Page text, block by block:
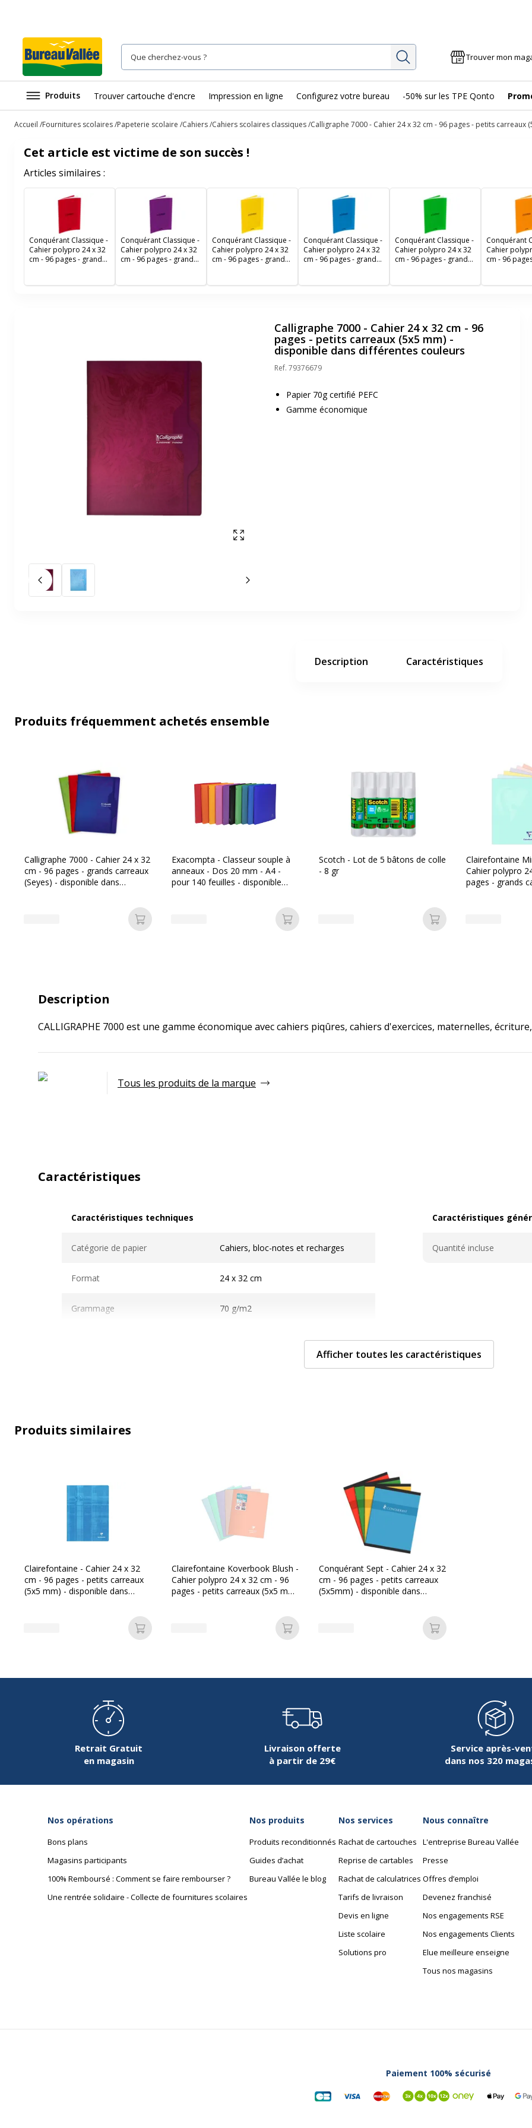
Rechercher Trouver mon
Produits Trouver cartouche d'encre Impression en ligne Configurez votre bureau -50% sur les TPE Qonto
Accueil Fournitures scolaires Papeterie scolaire Cahiers Cahiers scolaires classiques Calligraphe 7000 - Cahier 24 x 32 cm - 96 pages - petits
Cet article est victime de son succès !
Articles similaires :
Conquérant Classique -
Cahier polypro 24 x 32
cm - 96 pages - grands
Conquérant Classique -
Cahier polypro 24 x 32
cm - 96 pages - grands
Conquérant Classique -
Cahier polypro 24 x 32
cm - 96 pages - grands
Conquérant Classique -
Cahier polypro 24 x 32
cm - 96 pages - grands
Conquérant Classique -
Cahier polypro 24 x 32
cm - 96 pages - grands
Conquérant
Cahier
cm - 96
Afficher en plein écran
Slide précédent Slide suivant
Calligraphe 7000 - Cahier 24 x 32 cm - 96
pages - petits carreaux (5x5 mm) -
disponible dans différentes couleurs
Ref. 79376679
Papier 70g certifié PEFC
Gamme économique
Description Caractéristiques
Produits fréquemment achetés ensemble
Calligraphe 7000 - Cahier 24 x 32
cm - 96 pages - grands carreaux
(Seyes) - disponible dans
Ajouter au panier
Exacompta - Classeur souple à
anneaux - Dos 20 mm - A4 -
pour 140 feuilles - disponible
Ajouter au panier
Scotch - Lot de 5 bâtons de colle
- 8 gr
Ajouter au panier
Clairefontaine
Cahier polypro
pages - grands
Description
CALLIGRAPHE 7000 est une gamme économique avec cahiers piqûres, cahiers d'exercices, maternelles,
Tous les produits de la marque
Caractéristiques
Caractéristiques techniques
Catégorie de papier Cahiers, bloc-notes et recharges
Format 24 x 32 cm
Grammage 70 g/m2
Relié
Type de reliure Agrafé
Petits carreaux
Caractéristiques
Quantité incluse
Caractéristiques environnementales
Caractéristiques environnementales
Certification PEFC
Données d'identification
Code barre maitre
Afficher toutes les caractéristiques
Produits similaires
Clairefontaine - Cahier 24 x 32
cm - 96 pages - petits carreaux
(5x5 mm) - disponible dans
Ajouter au panier
Clairefontaine Koverbook Blush -
Cahier polypro 24 x 32 cm - 96
pages - petits carreaux (5x5 mm)
Ajouter au panier
Conquérant Sept - Cahier 24 x 32
cm - 96 pages - petits carreaux
(5x5mm) - disponible dans
Ajouter au panier
Retrait Gratuit
en magasin
Livraison offerte
à partir de 29€
Service après-
dans nos 320
Nos opérations
Bons plans
Magasins participants
100% Remboursé : Comment se faire rembourser ?
Une rentrée solidaire - Collecte de fournitures scolaires
Nos produits
Produits reconditionnés
Guides d’achat
Bureau Vallée le blog
Nos services
Rachat de cartouches
Reprise de cartables
Rachat de calculatrices
Tarifs de livraison
Devis en ligne
Liste scolaire
Solutions pro
Nous connaître
L'entreprise Bureau Vallée
Presse
Offres d’emploi
Devenez franchisé
Nos engagements RSE
Nos engagements Clients
Elue meilleure enseigne
Tous nos magasins
Paiement 100% sécurisé